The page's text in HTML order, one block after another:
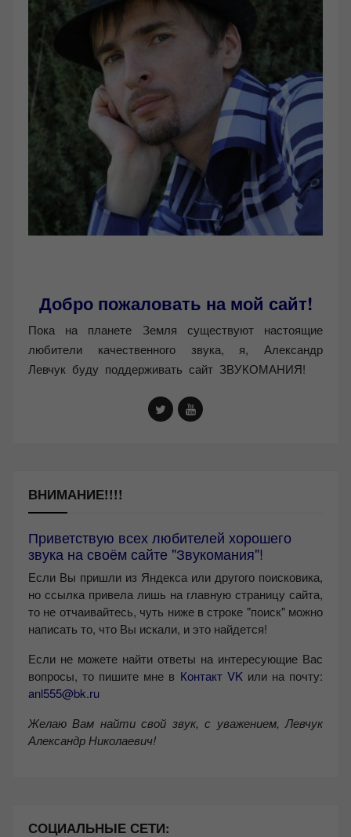
Добро пожаловать на мой сайт!
Пока на планете Земля существуют настоящие
любители качественного звука, я, Александр
Левчук буду поддерживать сайт ЗВУКОМАНИЯ!
ВНИМАНИЕ!!!!
Приветствую всех любителей хорошего
звука на своём сайте "Звукомания"!
Если Вы пришли из Яндекса или другого поисковика,
но ссылка привела лишь на главную страницу сайта,
то не отчаивайтесь, чуть ниже в строке "поиск" можно
написать то, что Вы искали, и это найдется!
Если не можете найти ответы на интересующие Вас
вопросы, то пишите мне в Контакт VKили на почту:
anl555@bk.ru
Желаю Вам найти свой звук, с уважением, Левчук
Александр Николаевич!
СОЦИАЛЬНЫЕ СЕТИ: